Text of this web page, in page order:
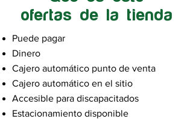
ofertas de la tienda
Puede pagar
Dinero
Cajero automático punto de venta
Cajero automático en el sitio
Accesible para discapacitados
Estacionamiento disponible